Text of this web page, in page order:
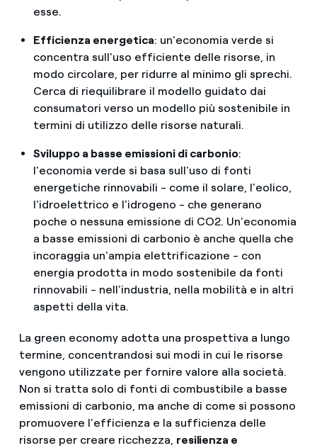
esse.
Efficienza energetica: un'economia verde si
concentra sull'uso efficiente delle risorse, in
modo circolare, per ridurre al minimo gli sprechi.
Cerca di riequilibrare il modello guidato dai
consumatori verso un modello più sostenibile in
termini di utilizzo delle risorse naturali.
Sviluppo a basse emissioni di carbonio:
l'economia verde si basa sull'uso di fonti
energetiche rinnovabili - come il solare, l'eolico,
l'idroelettrico e l'idrogeno - che generano
poche o nessuna emissione di CO2. Un'economia
a basse emissioni di carbonio è anche quella che
incoraggia un'ampia elettrificazione - con
energia prodotta in modo sostenibile da fonti
rinnovabili - nell'industria, nella mobilità e in altri
aspetti della vita.
La green economy adotta una prospettiva a lungo
termine, concentrandosi sui modi in cui le risorse
vengono utilizzate per fornire valore alla società.
Non si tratta solo di fonti di combustibile a basse
emissioni di carbonio, ma anche di come si possono
promuovere l'efficienza e la sufficienza delle
risorse per creare ricchezza, resilienza e